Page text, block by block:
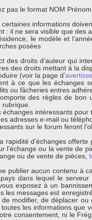
pas le format NOM
certaines informations
: il ne sera visible que des
le modèle et
posées
des droits d’auteur qui
des droits mettant à la
(voir la page d’
à ce que les échanges
ou fâcheries entres
des règles de bon
échanges intéressants
adresses e-mail ou
sur le forum feront
rapidité d’échanges
l’échange ou la vente de
ou de vente de pièces,
publier aucun contenu à
dans lequel le
exposez à un
les messages est
modifier, de déplacer ou
les informations que
consentement, ni le